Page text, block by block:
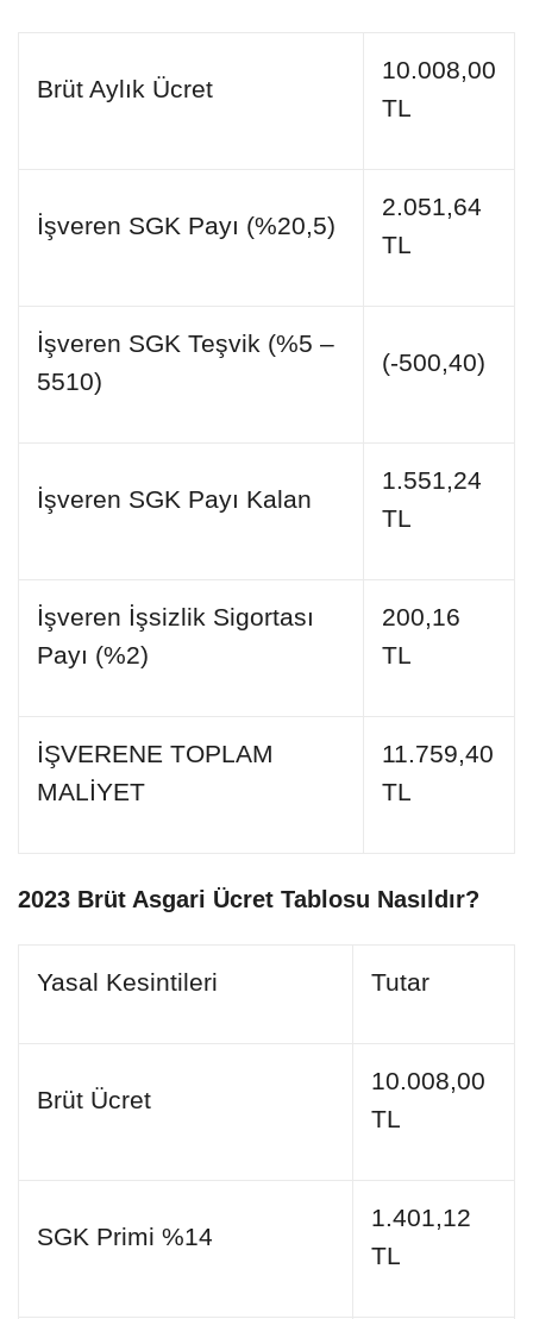
Brüt Aylık Ücret
10.008,00
TL
İşveren SGK Payı (%20,5)
2.051,64
TL
İşveren SGK Teşvik (%5 –
5510)
(-500,40)
İşveren SGK Payı Kalan
1.551,24
TL
İşveren İşsizlik Sigortası
Payı (%2)
200,16
TL
İŞVERENE TOPLAM
MALİYET
11.759,40
TL
2023 Brüt Asgari Ücret Tablosu Nasıldır?
Yasal Kesintileri Tutar
Brüt Ücret
10.008,00
TL
SGK Primi %14
1.401,12
TL